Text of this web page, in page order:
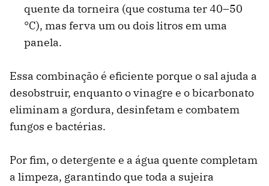
quente da torneira (que costuma ter 40–50
°C), mas ferva um ou dois litros em uma
panela.
Essa combinação é eficiente porque o sal ajuda a
desobstruir, enquanto o vinagre e o bicarbonato
eliminam a gordura, desinfetam e combatem
fungos e bactérias.
Por fim, o detergente e a água quente completam
a limpeza, garantindo que toda a sujeira